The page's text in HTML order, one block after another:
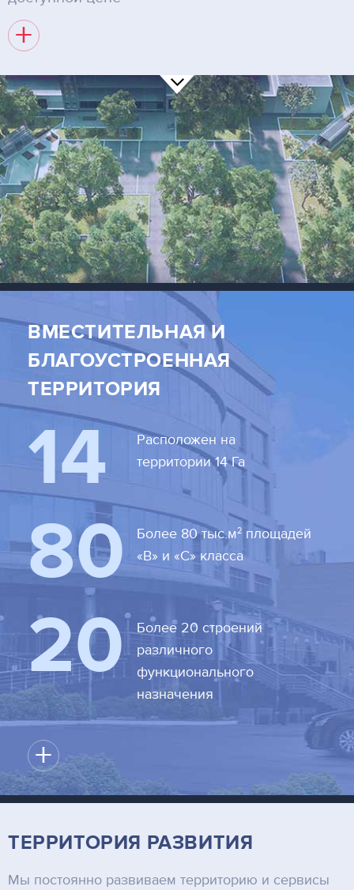
+
ВМЕСТИТЕЛЬНАЯ И
БЛАГОУСТРОЕННАЯ
ТЕРРИТОРИЯ
14
Расположен на
территории 14 Га
80 Более 80 тыс.м2 площадей
«В» и «С» класса
20
Более 20 строений
различного
функционального
назначения
+
ТЕРРИТОРИЯ РАЗВИТИЯ
Мы постоянно развиваем территорию и сервисы